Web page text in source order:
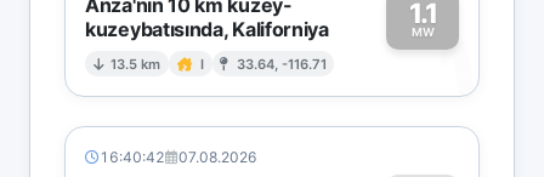
kuzeybatısında, Kaliforniya
13.5 km I 33.64, -116.71
1.1
MW1
16:40:42 07.08.2026